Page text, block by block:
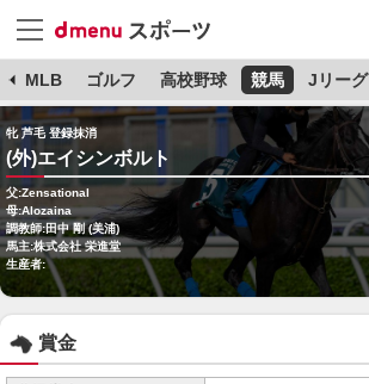
MLB ゴルフ 高校野球 競馬 Jリーグ
牝 芦毛 登録抹消
(外)エイシンボルト
父:Zensational
母:Alozaina
調教師:田中 剛 (美浦)
馬主:株式会社 栄進堂
生産者:
賞金